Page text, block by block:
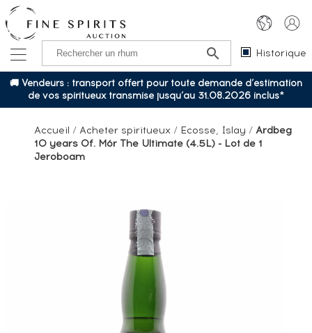
Historique
🚚 Vendeurs : transport offert pour toute demande d’estimation
de vos spiritueux transmise jusqu’au 31.08.2026 inclus*
Accueil / Acheter spiritueux / Ecosse, Islay / Ardbeg
10 years Of. Mór The Ultimate (4.5L) - Lot de 1
Jeroboam